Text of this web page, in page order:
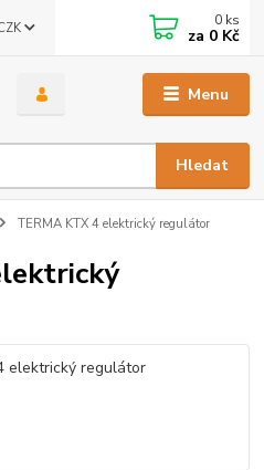
Menu
Hledat
0 ks
za 0 Kč
TERMA KTX 4 elektrický regulátor